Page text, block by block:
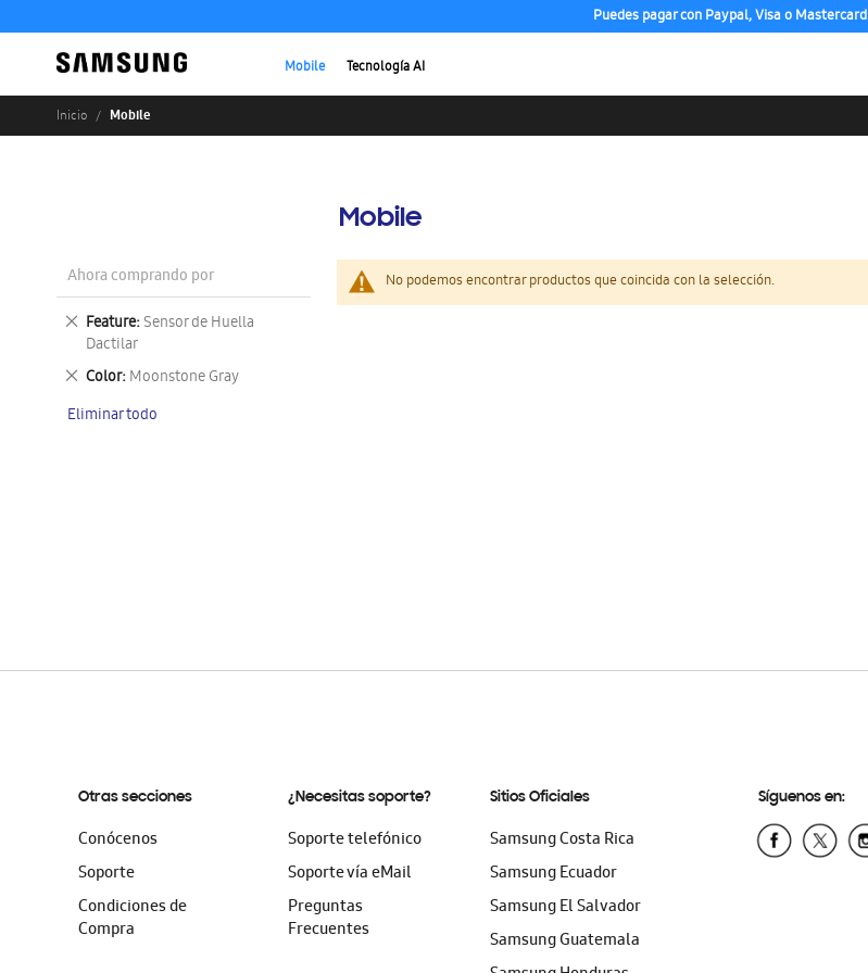
Puedes pagar con Paypal, Visa o Mastercard
Mobile Tecnología AI
Inicio Mobile
Mobile
No podemos encontrar productos que coincida con la selección.
Ahora comprando por
Feature Sensor de Huella
Dactilar
Eliminar
este
artículo
Color Moonstone Gray
Eliminar
artículo
Eliminar todo
Otras secciones
Conócenos
Soporte
Condiciones de
Compra
¿Necesitas soporte?
Soporte telefónico
Soporte vía eMail
Preguntas
Frecuentes
Sitios Oficiales
Samsung Costa Rica
Samsung Ecuador
Samsung El Salvador
Samsung Guatemala
Síguenos en: